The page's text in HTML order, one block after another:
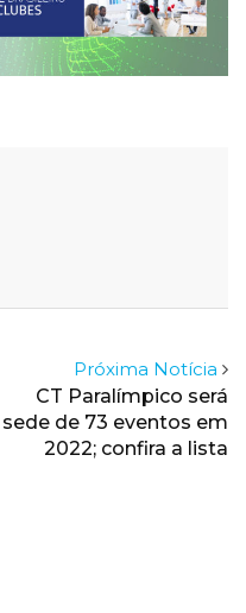
Próxima Notícia
CT Paralímpico será
sede de 73 eventos em
2022; confira a lista